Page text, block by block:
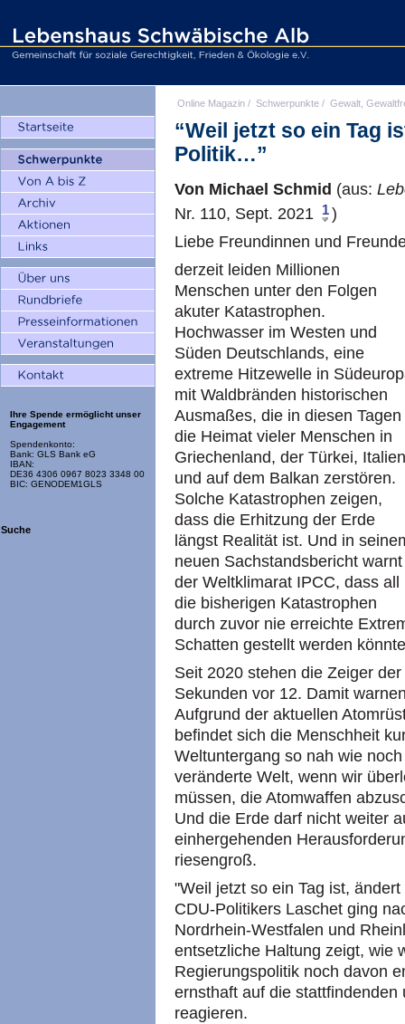
Ihre Spende ermöglicht unser
Engagement
Spendenkonto:
Bank: GLS Bank eG
IBAN:
DE36 4306 0967 8023 3348 00
BIC: GENODEM1GLS
Suche
Online Magazin / Schwerpunkte / Gewalt,
“Weil jetzt so ein Tag
Politik…”
Von Michael Schmid (aus:
Nr. 110, Sept. 2021
1)
Liebe Freundinnen und
derzeit leiden Millionen
Menschen unter den Folgen
akuter Katastrophen.
Hochwasser im Westen und
Süden Deutschlands, eine
extreme Hitzewelle in
mit Waldbränden historischen
Ausmaßes, die in diesen Tagen
die Heimat vieler Menschen in
Griechenland, der Türkei, Italien
und auf dem Balkan zerstören.
Solche Katastrophen zeigen,
dass die Erhitzung der Erde
längst Realität ist. Und in
neuen Sachstandsbericht warnt
der Weltklimarat IPCC, dass all
die bisherigen Katastrophen
durch zuvor nie erreichte
Schatten gestellt werden
Seit 2020 stehen die Zeiger
Sekunden vor 12. Damit
Aufgrund der aktuellen
befindet sich die Menschheit
Weltuntergang so nah wie
veränderte Welt, wenn wir
müssen, die Atomwaffen
Und die Erde darf nicht weiter
einhergehenden
riesengroß.
"Weil jetzt so ein Tag ist,
CDU-Politikers Laschet ging
Nordrhein-Westfalen und
entsetzliche Haltung zeigt, wie
Regierungspolitik noch davon
ernsthaft auf die
reagieren.